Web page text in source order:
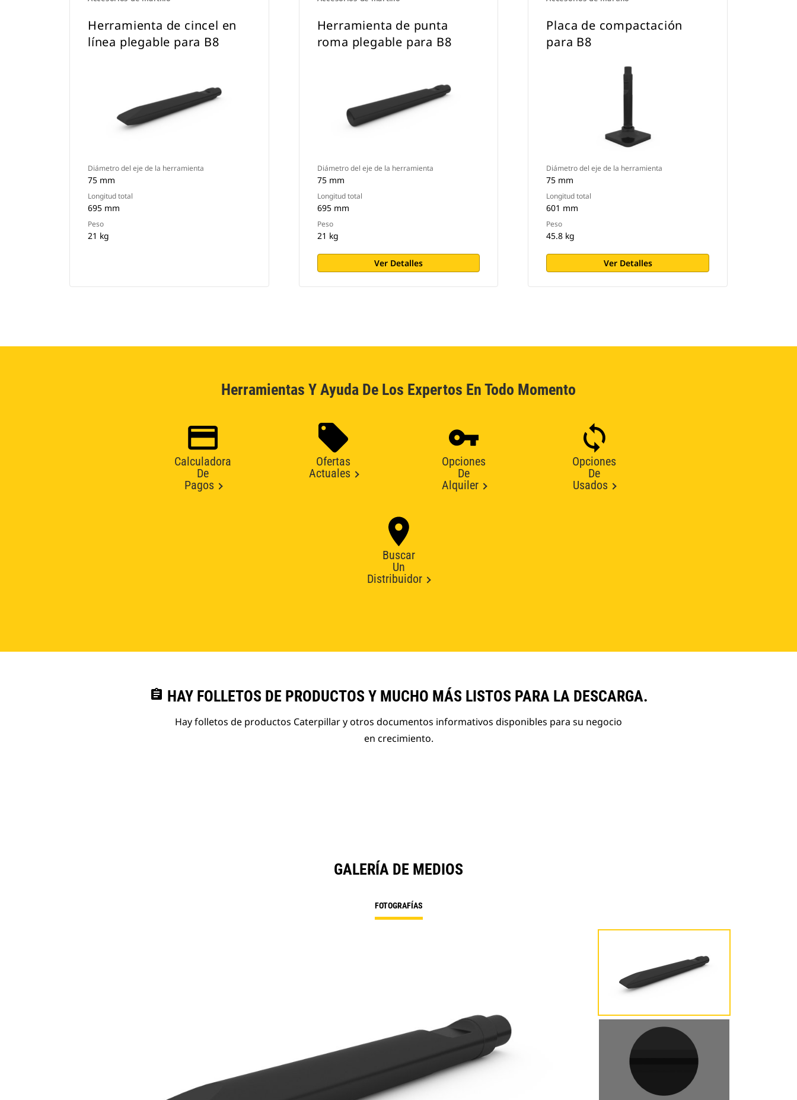
Herramienta de cincel en
línea plegable para B8
Diámetro del eje de la herramienta
75 mm
Longitud total
695 mm
Peso
21 kg
Herramienta de punta
roma plegable para B8
Diámetro del eje de la herramienta
75 mm
Longitud total
695 mm
Peso
21 kg
Ver Detalles
Placa de compactación
para B8
Diámetro del eje de la herramienta
75 mm
Longitud total
601 mm
Peso
45.8 kg
Ver Detalles
Herramientas Y Ayuda De Los Expertos En Todo Momento
Calculadora
De
Pagos
Ofertas
Actuales
Opciones
De
Alquiler
Opciones
De
Usados
Buscar
Un
Distribuidor
assignment HAY FOLLETOS DE PRODUCTOS Y MUCHO MÁS LISTOS PARA LA DESCARGA.
Hay folletos de productos Caterpillar y otros documentos informativos disponibles para su negocio
en crecimiento.
GALERÍA DE MEDIOS
FOTOGRAFÍAS